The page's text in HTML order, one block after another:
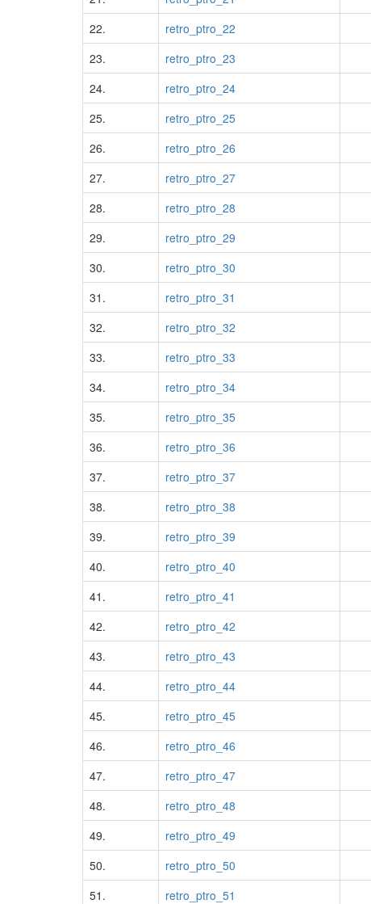
22. retro_ptro_22
23. retro_ptro_23
24. retro_ptro_24
25. retro_ptro_25
26. retro_ptro_26
27. retro_ptro_27
28. retro_ptro_28
29. retro_ptro_29
30. retro_ptro_30
31. retro_ptro_31
32. retro_ptro_32
33. retro_ptro_33
34. retro_ptro_34
35. retro_ptro_35
36. retro_ptro_36
37. retro_ptro_37
38. retro_ptro_38
39. retro_ptro_39
40. retro_ptro_40
41. retro_ptro_41
42. retro_ptro_42
43. retro_ptro_43
44. retro_ptro_44
45. retro_ptro_45
46. retro_ptro_46
47. retro_ptro_47
48. retro_ptro_48
49. retro_ptro_49
50. retro_ptro_50
51. retro_ptro_51